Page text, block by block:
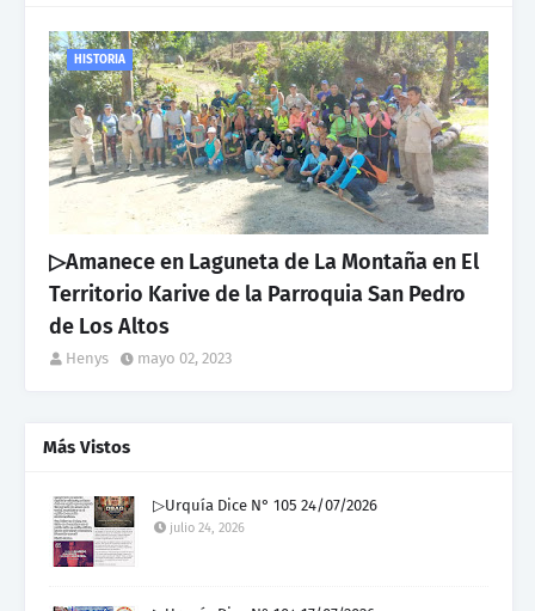
HISTORIA
▷Amanece en Laguneta de La Montaña en El
Territorio Karive de la Parroquia San Pedro
de Los Altos
Henys mayo 02, 2023
Más Vistos
▷Urquía Dice N° 105 24/07/2026
julio 24, 2026